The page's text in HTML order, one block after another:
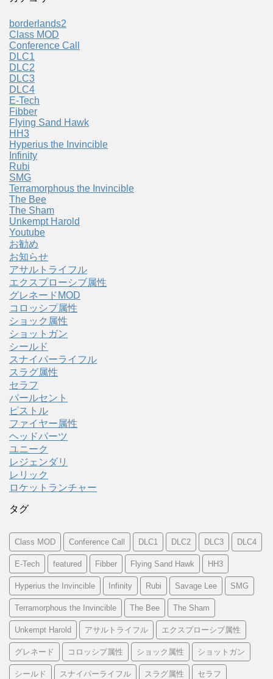
borderlands2
Class MOD
Conference Call
DLC1
DLC2
DLC3
DLC4
E-Tech
Fibber
Flying Sand Hawk
HH3
Hyperius the Invincible
Infinity
Rubi
SMG
Terramorphous the Invincible
The Bee
The Sham
Unkempt Harold
Youtube
お勧め
お知らせ
アサルトライフル
エクスプローシブ属性
グレネードMOD
コロッシプ属性
ショック属性
ショットガン
シールド
スナイパーライフル
スラグ属性
セラフ
パールセント
ピストル
ファイヤー属性
ヘッドパーツ
ユニーク
レジェンダリ
レリック
ロケットランチャー
タグ
Class MOD Conference Call DLC1 DLC2 DLC3 DLC4
E-Tech featured Fibber Flying Sand Hawk HH3
Hyperius the Invincible Infinity Rubi Savage Lee SMG
Terramorphous the Invincible The Bee The Sham
Unkempt Harold アサルトライフル エクスプローシブ属性
グレネード コロッシプ属性 ショック属性 ショットガン
シールド スナイパーライフル スラグ属性 セラフ